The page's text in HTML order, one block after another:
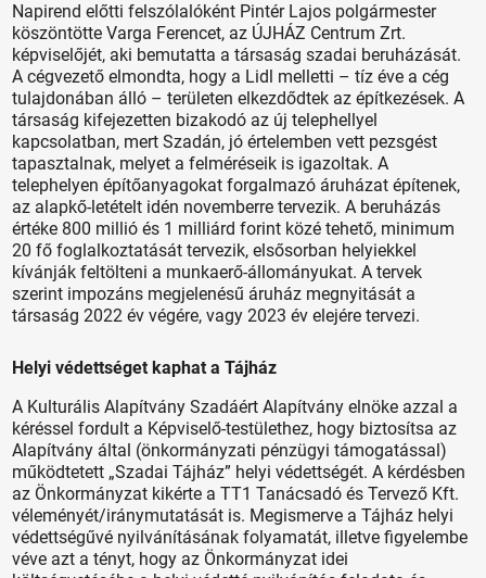
Napirend előtti felszólalóként Pintér Lajos polgármester
köszöntötte Varga Ferencet, az ÚJHÁZ Centrum Zrt.
képviselőjét, aki bemutatta a társaság szadai beruházását.
A cégvezető elmondta, hogy a Lidl melletti – tíz éve a cég
tulajdonában álló – területen elkezdődtek az építkezések. A
társaság kifejezetten bizakodó az új telephellyel
kapcsolatban, mert Szadán, jó értelemben vett pezsgést
tapasztalnak, melyet a felméréseik is igazoltak. A
telephelyen építőanyagokat forgalmazó áruházat építenek,
az alapkő-letételt idén novemberre tervezik. A beruházás
értéke 800 millió és 1 milliárd forint közé tehető, minimum
20 fő foglalkoztatását tervezik, elsősorban helyiekkel
kívánják feltölteni a munkaerő-állományukat. A tervek
szerint impozáns megjelenésű áruház megnyitását a
társaság 2022 év végére, vagy 2023 év elejére tervezi.
Helyi védettséget kaphat a Tájház
A Kulturális Alapítvány Szadáért Alapítvány elnöke azzal a
kéréssel fordult a Képviselő-testülethez, hogy biztosítsa az
Alapítvány által (önkormányzati pénzügyi támogatással)
működtetett „Szadai Tájház” helyi védettségét. A kérdésben
az Önkormányzat kikérte a TT1 Tanácsadó és Tervező Kft.
véleményét/iránymutatását is. Megismerve a Tájház helyi
védettségűvé nyilvánításának folyamatát, illetve figyelembe
véve azt a tényt, hogy az Önkormányzat idei